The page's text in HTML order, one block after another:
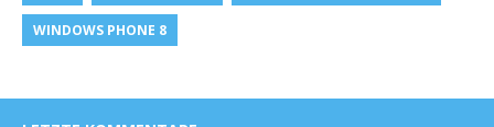
WINDOWS PHONE 8